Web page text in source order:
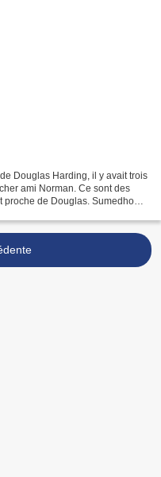
Douglas Harding, il y avait trois
ami Norman. Ce sont des
proche de Douglas. Sumedho